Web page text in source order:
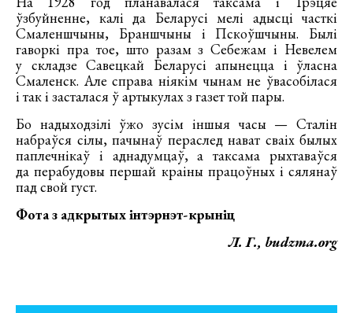
ўзбуйненне, калі да Беларусі мелі адысці часткі
Смаленшчыны, Браншчыны і Пскоўшчыны. Былі
гаворкі пра тое, што разам з Себежам і Невелем
у складзе Савецкай Беларусі апынецца і ўласна
Смаленск. Але справа ніякім чынам не ўвасобілася
і так і засталася ў артыкулах з газет той пары.
Бо надыходзілі ўжо зусім іншыя часы — Сталін
набраўся сілы, пачынаў пераслед нават сваіх былых
паплечнікаў і аднадумцаў, а таксама рыхтаваўся
да перабудовы першай краіны працоўных і сялянаў
пад свой густ.
Фота з адкрытых інтэрнэт-крыніц
Л. Г., budzma.org